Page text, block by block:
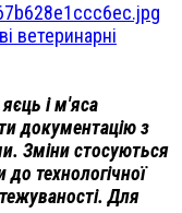
ветеринарні
і м'яса
документацію з
Зміни стосуються
технологічної
Для